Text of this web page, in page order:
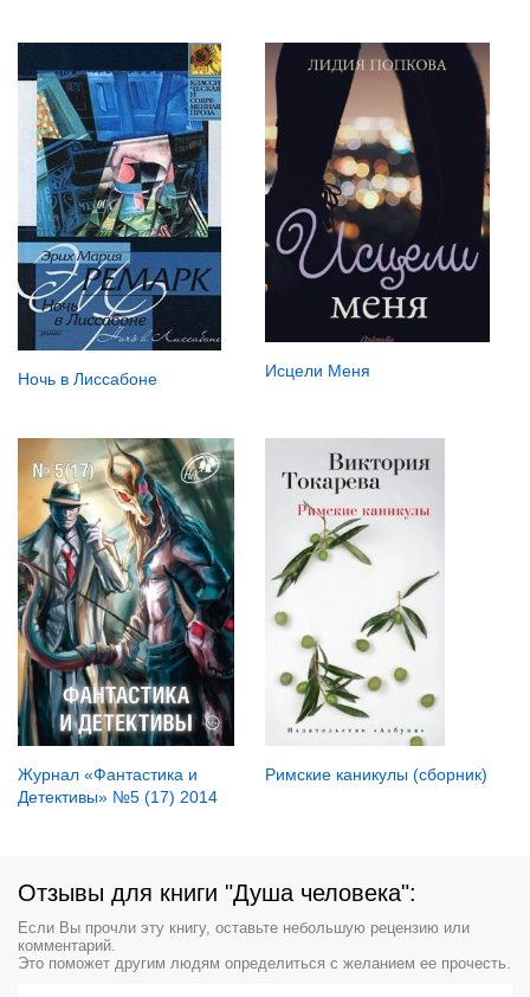
Ночь в Лиссабоне Исцели Меня
Журнал «Фантастика и
Детективы» №5 (17) 2014
Римские каникулы (сборник)
Отзывы для книги "Душа человека":
Если Вы прочли эту книгу, оставьте небольшую рецензию или
комментарий.
Это поможет другим людям определиться с желанием ее прочесть.